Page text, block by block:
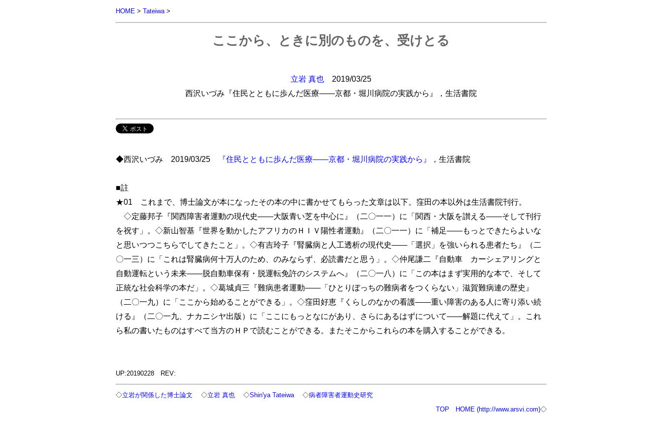
HOME> Tateiwa>
ここから、ときに別のものを、受けとる
立岩 真也
2019/03/25
西沢いづみ『住民とともに歩んだ医療――京都・堀川病院の実践から』，生活書院
◆西沢いづみ 2019/03/25 『住民とともに歩んだ医療――京都・堀川病院の実践から』 ，生活書院
■註
★01 これまで、博士論文が本になったその本の中に書かせてもらった文章は以下。窪田の本以外は生活書院刊行。
◇定藤邦子『関西障害者運動の現代史――大阪青い芝を中心に』（二〇一一）に「関西・大阪を讃える――そして刊行
を祝す」。◇新山智基『世界を動かしたアフリカのＨＩＶ陽性者運動』（二〇一一）に「補足――もっとできたらよいな
と思いつつこちらでしてきたこと」。◇有吉玲子『腎臓病と人工透析の現代史――「選択」を強いられる患者たち』（二
〇一三）に「これは腎臓病何十万人のため、のみならず、必読書だと思う」。◇仲尾謙二『自動車 カーシェアリングと
自動運転という未来――脱自動車保有・脱運転免許のシステムへ』（二〇一八）に「この本はまず実用的な本で、そして
正統な社会科学の本だ」。◇葛城貞三『難病患者運動――「ひとりぼっちの難病者をつくらない」滋賀難病連の歴史』
（二〇一九）に「ここから始めることができる」。◇窪田好恵『くらしのなかの看護――重い障害のある人に寄り添い続
ける』（二〇一九、ナカニシヤ出版）に「ここにもっとなにがあり、さらにあるはずについて――解題に代えて」。これ
ら私の書いたものはすべて当方のＨＰで読むことができる。またそこからこれらの本を購入することができる。
UP:20190228 REV:
◇立岩が関係した博士論文 ◇立岩 真也◇Shin'ya Tateiwa◇病者障害者運動史研究
TOP
HOME (http://www.arsvi.com)◇